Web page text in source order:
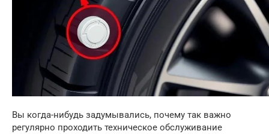
Вы когда-нибудь задумывались, почему так важно
регулярно проходить техническое обслуживание